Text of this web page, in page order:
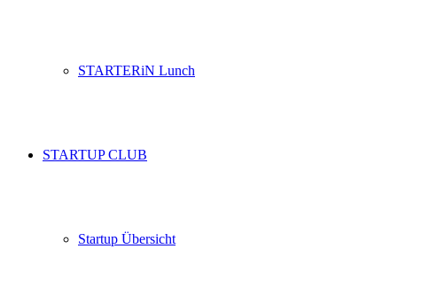
STARTERiN Lunch
STARTUP CLUB
Startup Übersicht